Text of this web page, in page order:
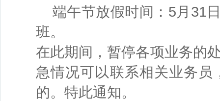
端午节放假时间：5月31
班。
在此期间，暂停各项业务的
急情况可以联系相关业务
的。特此通知。